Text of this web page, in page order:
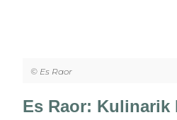
© Es Raor
Es Raor: Kulinarik